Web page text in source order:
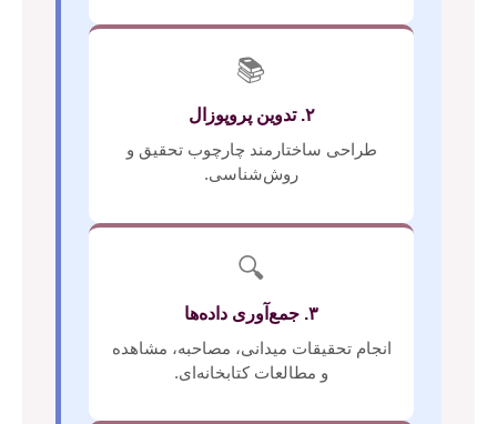
📚
۲. تدوین پروپوزال
طراحی ساختارمند چارچوب تحقیق و
روش‌شناسی.
🔍
۳. جمع‌آوری داده‌ها
انجام تحقیقات میدانی، مصاحبه، مشاهده
و مطالعات کتابخانه‌ای.